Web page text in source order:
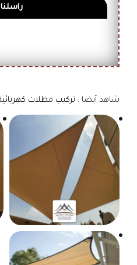
راسلنا
شاهد أيضا : تركيب مظلات